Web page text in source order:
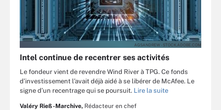
AGSANDREW - STOCK.ADOBE.COM
Intel continue de recentrer ses activités
Le fondeur vient de revendre Wind River à TPG. Ce fonds
d’investissement l’avait déjà aidé à se libérer de McAfee. Le
signe d’un recentrage qui se poursuit. Lire la suite
Valéry Rieß-Marchive, Rédacteur en chef